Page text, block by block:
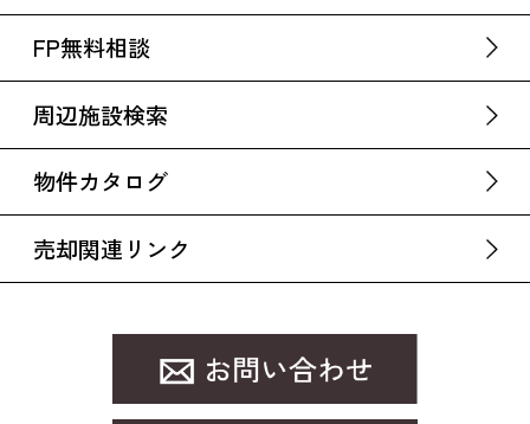
FP無料相談
周辺施設検索
物件カタログ
売却関連リンク